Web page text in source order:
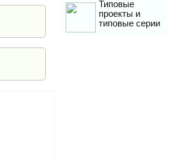
Типовые
проекты и
типовые серии